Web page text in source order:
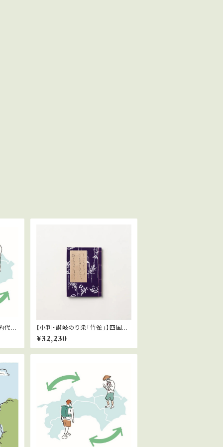
代
【小判・讃岐のり染「竹雀」】四国八
十八ヶ所霊場巡礼専用仕様納経帳
¥32,230